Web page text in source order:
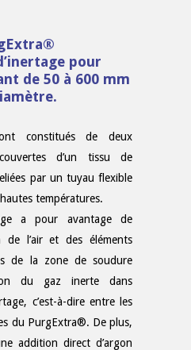
pour
de 50 à 600 mm
constitués de deux
d’un tissu de
par un tuyau flexible
températures.
a pour avantage de
de l’air et des éléments
de la zone de soudure
du gaz inerte dans
c’est-à-dire entre les
du PurgExtra®. De plus,
addition direct d’argon